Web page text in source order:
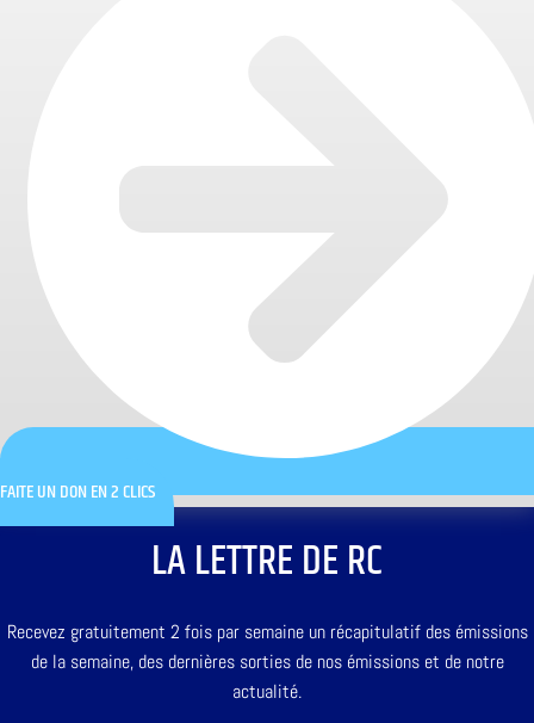
FAITE UN DON EN 2 CLICS
LA LETTRE DE RC
Recevez gratuitement 2 fois par semaine un récapitulatif des émissions
de la semaine, des dernières sorties de nos émissions et de notre
actualité.